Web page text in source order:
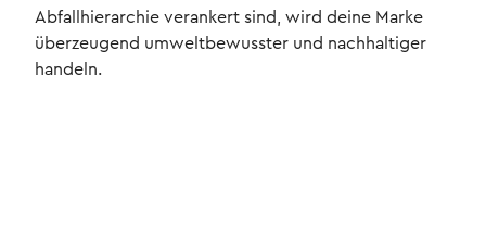
Abfallhierarchie verankert sind, wird deine Marke
überzeugend umweltbewusster und nachhaltiger
handeln.